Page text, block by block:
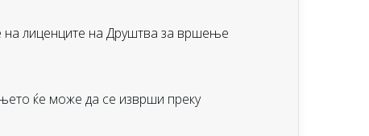
лиценците на Друштва за вршење
ќе може да се изврши преку